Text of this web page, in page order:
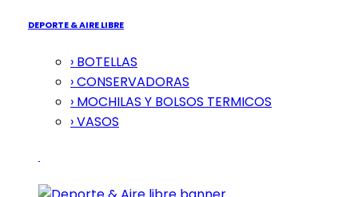
DEPORTE & AIRE LIBRE
› BOTELLAS
› CONSERVADORAS
› MOCHILAS Y BOLSOS TERMICOS
› VASOS